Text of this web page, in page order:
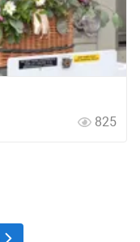
825